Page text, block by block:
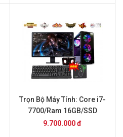
Trọn Bộ Máy Tính: Core i7-
7700/Ram 16GB/SSD
240/GTX1050 và Màn Hình
9.700.000 đ